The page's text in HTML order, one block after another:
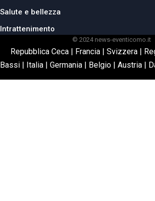
Salute e bellezza
Intrattenimento
© 2024 news-eventicomo.it
Repubblica Ceca| Francia| Svizzera|
Bassi | Italia | Germania | Belgio | Austria |